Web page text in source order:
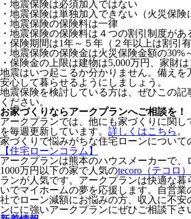
・地震保険は必須加入ではない
・地震保険は単独加入できない（火災保険
・地震保険の保険料は一律
・地震保険の保険料は４つの割引制度があ
・保険期間は1年～５年（２年以上は割引有
・地震保険の保険金は火災保険金額の30%
・保険金の上限は建物は5,000万円、家財は
地震はいつ起こるか分かりません。備えを
安心して暮らせるようにしましょう。
地震保険を検討している方は、ぜひこの記
ください。
お家づくりならアークプランへご相談を！
アークプランでは、他にも家づくりに関し
を毎週更新しています。 詳しくはこちら 。
家づくりで悩みがちな住宅ローンについて
【住宅ローンコラム】
アークプランは熊本のハウスメーカーで、
1000万円以下の家で人気のtecoro（テコロ）
ランが人気です。アークプランは快適な暮
いでマイホームの夢を応援します。自営業
社でローン減額にお悩みの方、収入に不安
ンにに強いアークプランにぜひご相談下さ